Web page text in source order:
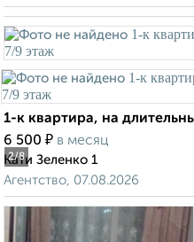
2/8
1-к квартира, на
6 500 ₽ в месяц
Кати Зеленко 1
Агентство, 07.08.2026